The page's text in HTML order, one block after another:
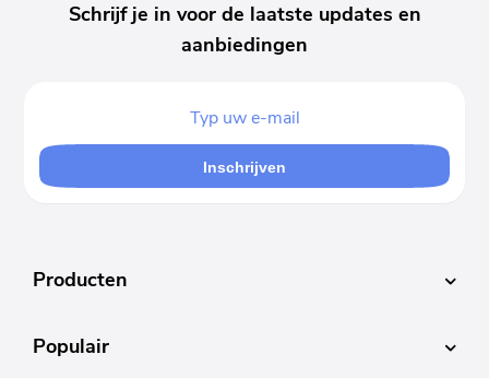
Schrijf je in voor de laatste updates en
aanbiedingen
Inschrijven
Producten
Populair